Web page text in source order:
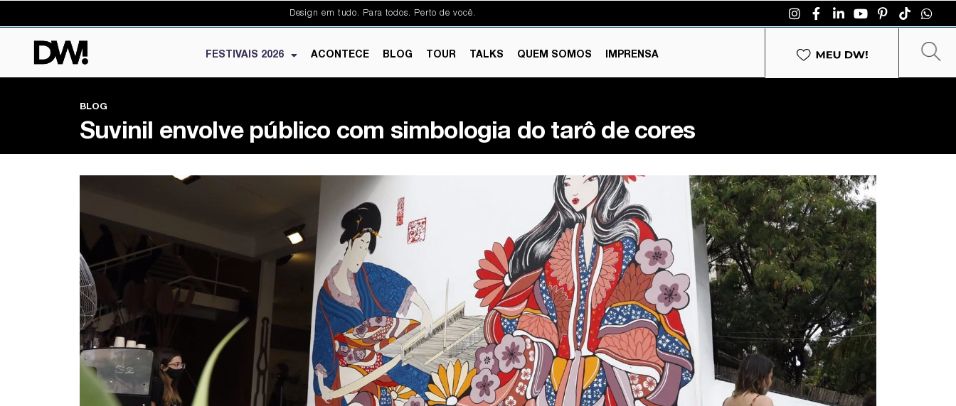
Design em tudo. Para todos. Perto de você.
FESTIVAIS 2026 ACONTECE BLOG TOUR TALKS QUEM SOMOS IMPRENSA
BLOG
Suvinil envolve público com simbologia do tarô de cores